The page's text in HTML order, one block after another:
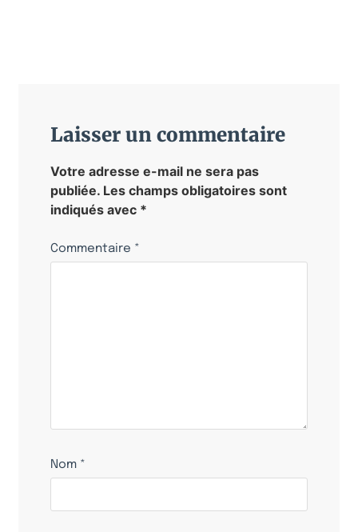
Laisser un commentaire
Votre adresse e-mail ne sera pas
publiée. Les champs obligatoires sont
indiqués avec *
Commentaire *
Nom *